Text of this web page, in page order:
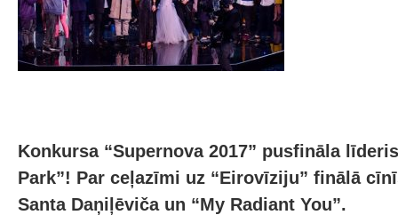
Konkursa “Supernova 2017” pusfināla
Park”! Par ceļazīmi uz “Eirovīziju” finālā
Santa Daņiļēviča un “My Radiant You”.